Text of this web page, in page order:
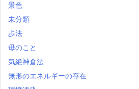
景色
未分類
歩法
母のこと
気絶神倉法
無形のエネルギーの存在